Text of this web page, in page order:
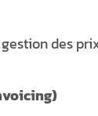
des